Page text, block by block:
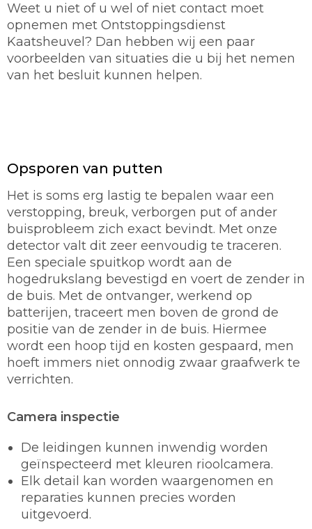
Weet u niet of u wel of niet contact moet
opnemen met Ontstoppingsdienst
Kaatsheuvel? Dan hebben wij een paar
voorbeelden van situaties die u bij het nemen
van het besluit kunnen helpen.
Opsporen van putten
Het is soms erg lastig te bepalen waar een
verstopping, breuk, verborgen put of ander
buisprobleem zich exact bevindt. Met onze
detector valt dit zeer eenvoudig te traceren.
Een speciale spuitkop wordt aan de
hogedrukslang bevestigd en voert de zender in
de buis. Met de ontvanger, werkend op
batterijen, traceert men boven de grond de
positie van de zender in de buis. Hiermee
wordt een hoop tijd en kosten gespaard, men
hoeft immers niet onnodig zwaar graafwerk te
verrichten.
Camera inspectie
De leidingen kunnen inwendig worden
geïnspecteerd met kleuren rioolcamera.
Elk detail kan worden waargenomen en
reparaties kunnen precies worden
uitgevoerd.